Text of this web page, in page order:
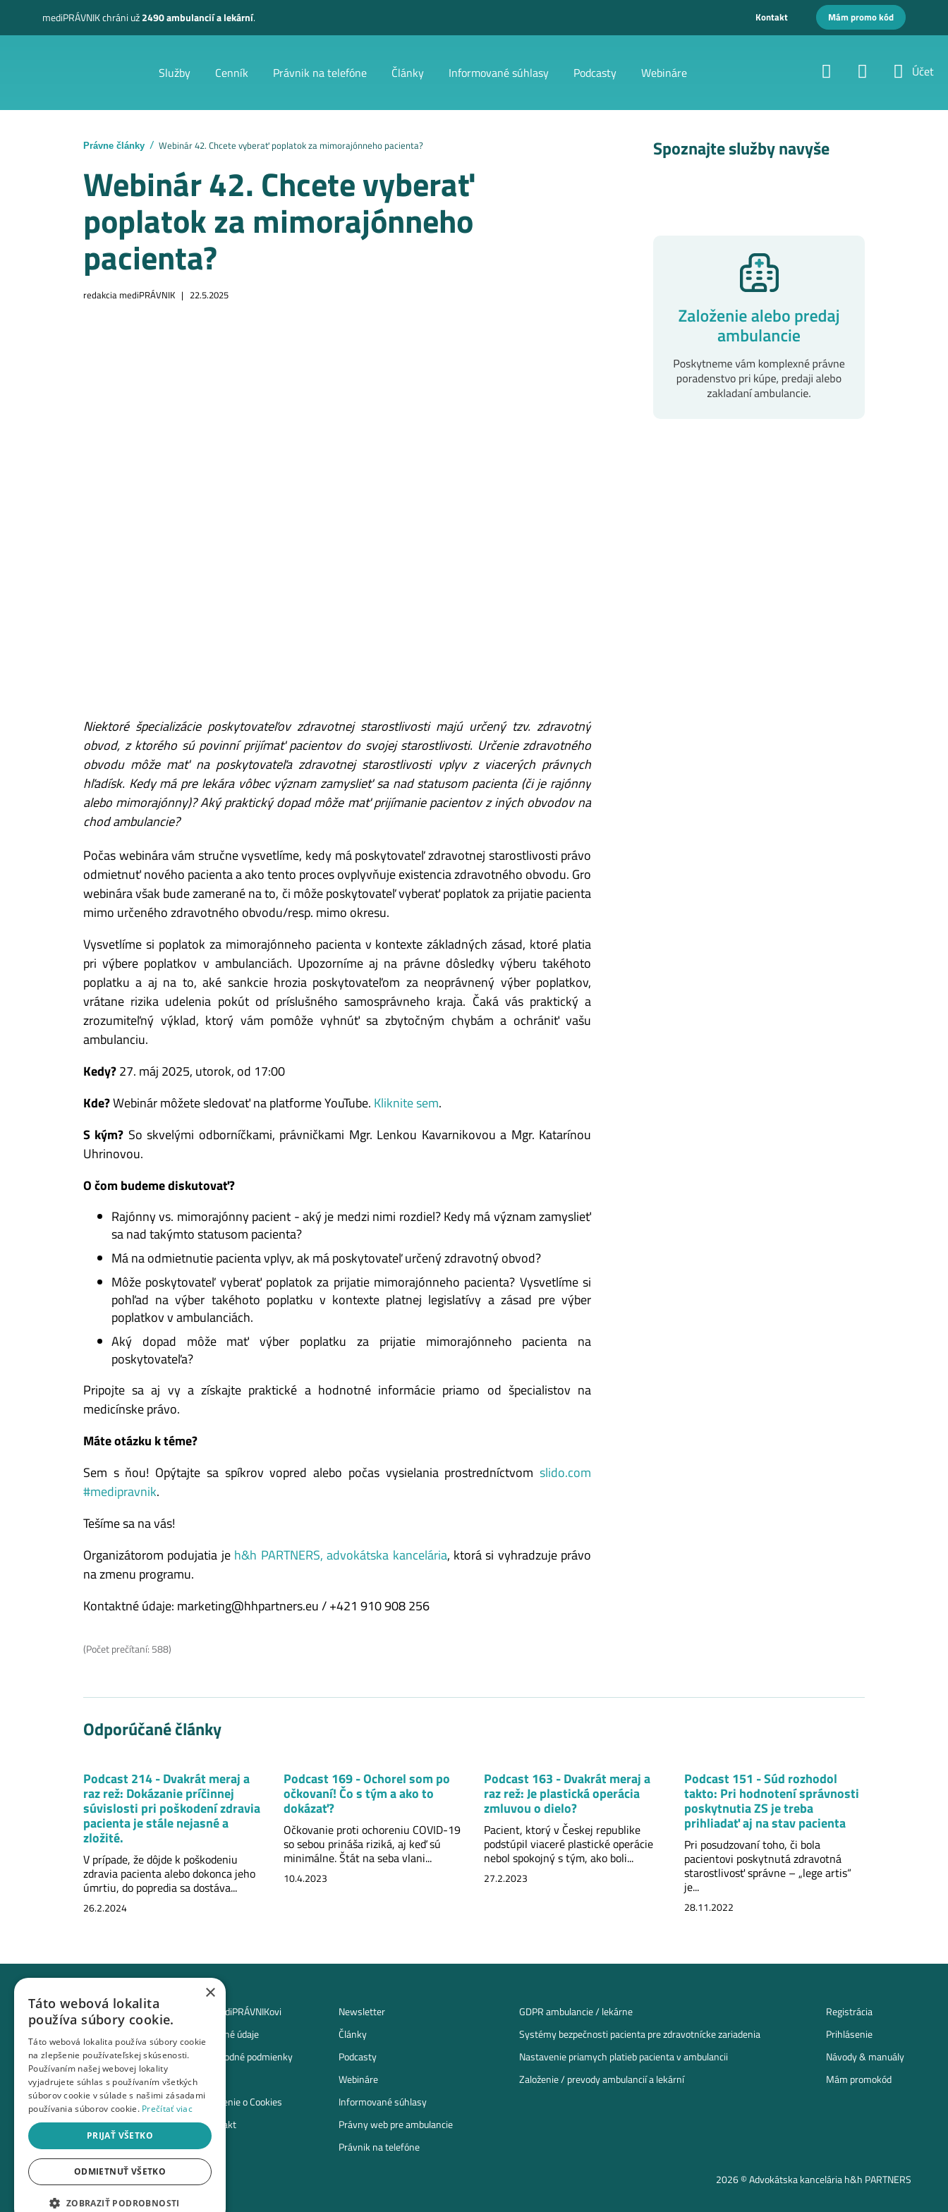
mediPRÁVNIKchráni už2490 ambulancií a lekární. Kontakt Mám promo kód
Služby Cenník Právnik na telefóne Články Informované súhlasy Podcasty Webináre Účet
Právne články Webinár 42. Chcete vyberať poplatok za mimorajónneho pacienta?
Webinár 42. Chcete vyberať
poplatok za mimorajónneho
pacienta?
redakcia mediPRÁVNIK | 22.5.2025
Niektoré špecializácie poskytovateľov zdravotnej starostlivosti majú určený tzv. zdravotný
obvod, z ktorého sú povinní prijímať pacientov do svojej starostlivosti. Určenie zdravotného
obvodu môže mať na poskytovateľa zdravotnej starostlivosti vplyv z viacerých právnych
hľadísk. Kedy má pre lekára vôbec význam zamyslieť sa nad statusom pacienta (či je rajónny
alebo mimorajónny)? Aký praktický dopad môže mať prijímanie pacientov z iných obvodov na
chod ambulancie?
Počas webinára vám stručne vysvetlíme, kedy má poskytovateľ zdravotnej starostlivosti právo
odmietnuť nového pacienta a ako tento proces ovplyvňuje existencia zdravotného obvodu. Gro
webinára však bude zamerané na to, či môže poskytovateľ vyberať poplatok za prijatie pacienta
mimo určeného zdravotného obvodu/resp. mimo okresu.
Vysvetlíme si poplatok za mimorajónneho pacienta v kontexte základných zásad, ktoré platia
pri výbere poplatkov v ambulanciách. Upozorníme aj na právne dôsledky výberu takéhoto
poplatku a aj na to, aké sankcie hrozia poskytovateľom za neoprávnený výber poplatkov,
vrátane rizika udelenia pokút od príslušného samosprávneho kraja. Čaká vás praktický a
zrozumiteľný výklad, ktorý vám pomôže vyhnúť sa zbytočným chybám a ochrániť vašu
ambulanciu.
Kedy?27. máj 2025, utorok, od 17:00
Kde?Webinár môžete sledovať na platforme YouTube. Kliknite sem.
S kým? So skvelými odborníčkami, právničkami Mgr. Lenkou Kavarnikovou a Mgr. Katarínou
Uhrinovou.
O čom budeme diskutovať?
Rajónny vs. mimorajónny pacient - aký je medzi nimi rozdiel? Kedy má význam zamyslieť
sa nad takýmto statusom pacienta?
Má na odmietnutie pacienta vplyv, ak má poskytovateľ určený zdravotný obvod?
Môže poskytovateľ vyberať poplatok za prijatie mimorajónneho pacienta? Vysvetlíme si
pohľad na výber takéhoto poplatku v kontexte platnej legislatívy a zásad pre výber
poplatkov v ambulanciách.
Aký dopad môže mať výber poplatku za prijatie mimorajónneho pacienta na
poskytovateľa?
Pripojte sa aj vy a získajte praktické a hodnotné informácie priamo od špecialistov na
medicínske právo.
Máte otázku k téme?
Sem s ňou! Opýtajte sa spíkrov vopred alebo počas vysielania prostredníctvomslido.com
#medipravnik.
Tešíme sa na vás!
Organizátorom podujatia je h&h PARTNERS, advokátska kancelária, ktorá si vyhradzuje právo
na zmenu programu.
Kontaktné údaje: marketing@hhpartners.eu / +421 910 908 256
(Počet prečítaní: 588)
Spoznajte služby navyše
Odporúčané články
Podcast 214 - Dvakrát meraj a
raz rež: Dokázanie príčinnej
súvislosti pri poškodení zdravia
pacienta je stále nejasné a
zložité.
V prípade, že dôjde k poškodeniu
zdravia pacienta alebo dokonca jeho
úmrtiu, do popredia sa dostáva...
26.2.2024
Podcast 169 - Ochorel som po
očkovaní! Čo s tým a ako to
dokázať?
Očkovanie proti ochoreniu COVID-19
so sebou prináša riziká, aj keď sú
minimálne. Štát na seba vlani...
10.4.2023
Podcast 163 - Dvakrát meraj a
raz rež: Je plastická operácia
zmluvou o dielo?
Pacient, ktorý v Českej republike
podstúpil viaceré plastické operácie
nebol spokojný s tým, ako boli...
27.2.2023
Podcast 151 - Súd rozhodol
takto: Pri hodnotení správnosti
poskytnutia ZS je treba
prihliadať aj na stav pacienta
Pri posudzovaní toho, či bola
pacientovi poskytnutá zdravotná
starostlivosť správne – „lege artis“
je...
28.11.2022
Potrebujete poradiť?
podpora@medipravnik.sk
+421 948 075 965
+421 55 694 39 91
O mediPRÁVNIKovi
Osobné údaje
Obchodné podmienky
Poučenie o Cookies
Kontakt
Newsletter
Články
Podcasty
Webináre
Informované súhlasy
Právny web pre ambulancie
Právnik na telefóne
GDPR ambulancie / lekárne
Systémy bezpečnosti pacienta pre zdravotnícke zariadenia
Nastavenie priamych platieb pacienta v ambulancii
Založenie / prevody ambulancií a lekární
Registrácia
Prihlásenie
Návody & manuály
Mám promokód
2026 © Advokátska kanceláriah&h PARTNERS
×
Táto webová lokalita
používa súbory cookie.
Táto webová lokalita používa súbory cookie
na zlepšenie používateľskej skúsenosti.
Používaním našej webovej lokality
vyjadrujete súhlas s používaním všetkých
súborov cookie v súlade s našimi zásadami
používania súborov cookie. Prečítať viac
PRIJAŤ VŠETKO
ODMIETNUŤ VŠETKO
ZOBRAZIŤ PODROBNOSTI